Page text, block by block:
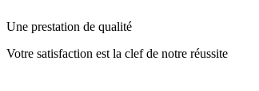
Une prestation de qualité
Votre satisfaction est la clef de notre réussite